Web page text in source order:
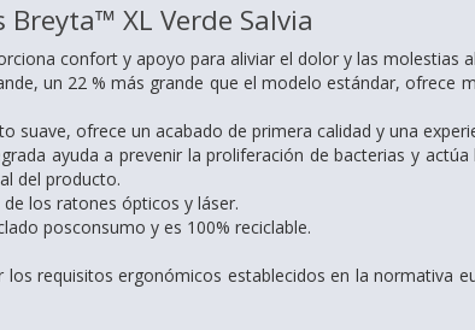
XL Verde Salvia
confort y apoyo para aliviar el dolor y las molestias
un 22 % más grande que el modelo estándar, ofrece
suave, ofrece un acabado de primera calidad y una
ayuda a prevenir la proliferación de bacterias y
del producto.
los ratones ópticos y láser.
posconsumo y es 100% reciclable.
requisitos ergonómicos establecidos en la normativa